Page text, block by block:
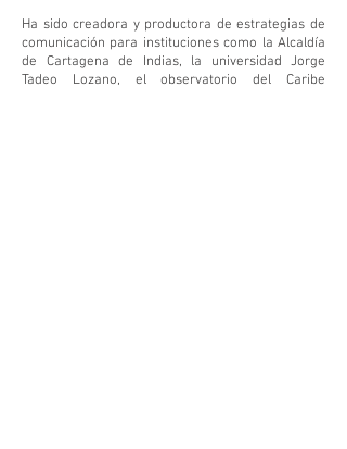
Ha sido creadora y productora de estrategias de
comunicación para instituciones como la Alcaldía
de Cartagena de Indias, la universidad Jorge
Tadeo Lozano, el observatorio del Caribe